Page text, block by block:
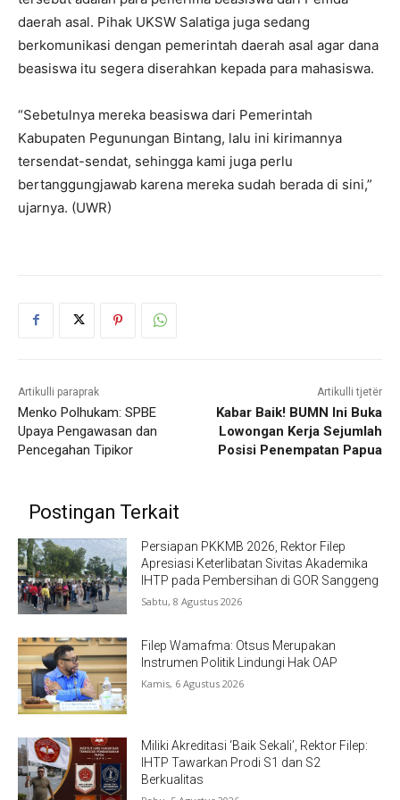
daerah asal. Pihak UKSW Salatiga juga sedang
berkomunikasi dengan pemerintah daerah asal agar dana
beasiswa itu segera diserahkan kepada para mahasiswa.
“Sebetulnya mereka beasiswa dari Pemerintah
Kabupaten Pegunungan Bintang, lalu ini kirimannya
tersendat-sendat, sehingga kami juga perlu
bertanggungjawab karena mereka sudah berada di sini,”
ujarnya. (UWR)
Artikulli paraprak
Menko Polhukam: SPBE
Upaya Pengawasan dan
Pencegahan Tipikor
Artikulli tjetër
Kabar Baik! BUMN Ini Buka
Lowongan Kerja Sejumlah
Posisi Penempatan Papua
Postingan Terkait
Persiapan PKKMB 2026, Rektor Filep
Apresiasi Keterlibatan Sivitas Akademika
IHTP pada Pembersihan di GOR Sanggeng
Sabtu, 8 Agustus 2026
Filep Wamafma: Otsus Merupakan
Instrumen Politik Lindungi Hak OAP
Kamis, 6 Agustus 2026
Miliki Akreditasi ‘Baik Sekali’, Rektor Filep:
IHTP Tawarkan Prodi S1 dan S2
Berkualitas